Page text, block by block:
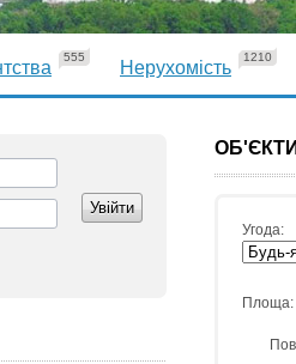
555
Нерухомість
1210
Угода:
Площа: